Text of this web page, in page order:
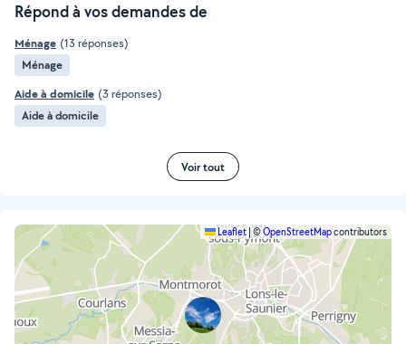
Répond à vos demandes de
Ménage (13 réponses)
Ménage
Aide à domicile (3 réponses)
Aide à domicile
Voir tout
Leaflet| ©OpenStreetMapcontributors